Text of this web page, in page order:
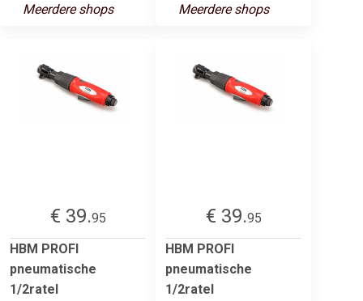
Meerdere shops Meerdere shops
€ 39.95
HBM PROFI
pneumatische
1/2ratel
€ 39.95
HBM PROFI
pneumatische
1/2ratel